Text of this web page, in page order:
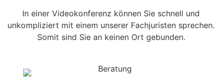
In einer Videokonferenz können Sie schnell und
unkompliziert mit einem unserer Fachjuristen sprechen.
Somit sind Sie an keinen Ort gebunden.